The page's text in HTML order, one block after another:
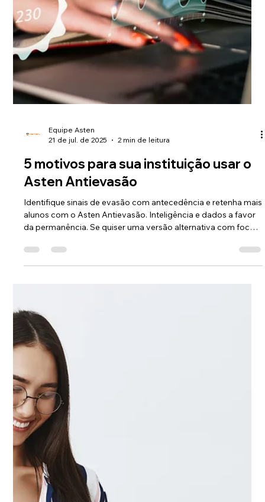
empresa para o futuro digital. Conheça mais em
astensuite.com.br!